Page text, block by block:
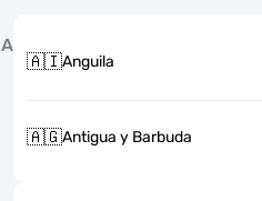
A
🇦🇮Anguila
🇦🇬Antigua y Barbuda